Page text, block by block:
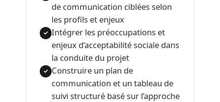
de communication ciblées selon
les profils et enjeux
✓ Intégrer les préoccupations et
enjeux d’acceptabilité sociale dans
la conduite du projet
✓ Construire un plan de
communication et un tableau de
suivi structuré basé sur l’approche